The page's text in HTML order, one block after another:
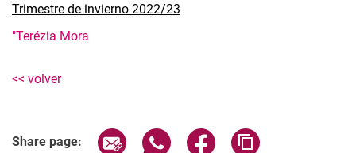
Trimestre de invierno 2022/23
"Terézia Mora
<< volver
Share page: Share page via email
Share page via WhatsApp
Share page via